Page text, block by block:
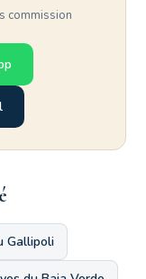
commission
Gallipoli